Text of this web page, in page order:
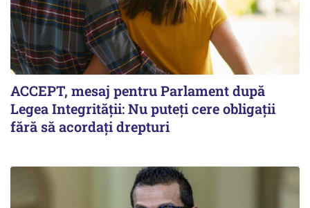
ACCEPT, mesaj pentru Parlament după
Legea Integrității: Nu puteți cere obligații
fără să acordați drepturi